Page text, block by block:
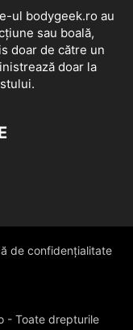
ul bodygeek.ro au
sau boală,
doar de către un
doar la
de confidențialitate
- Toate drepturile